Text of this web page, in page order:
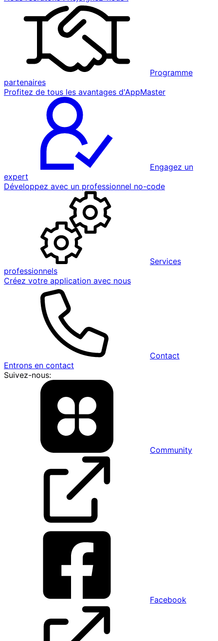
Programme
partenaires
Profitez de tous les avantages d'AppMaster
Engagez un
expert
Développez avec un professionnel no-code
Services
professionnels
Créez votre application avec nous
Contact
Entrons en contact
Suivez-nous:
Community
Facebook